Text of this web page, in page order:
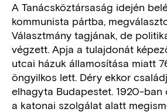
A Tanácsköztársaság idején
kommunista pártba,
Választmány tagjának, de
végzett. Apja a tulajdonát
utcai házuk államosítása miatt
öngyilkos lett. Déry ekkor
elhagyta Budapestet. 1920-
a katonai szolgálat alatt